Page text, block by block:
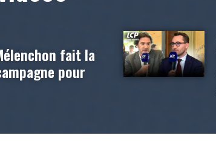
fait la
pour